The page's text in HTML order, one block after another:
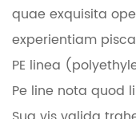
quae exquisita
experientiam
PE linea
Pe line nota quod